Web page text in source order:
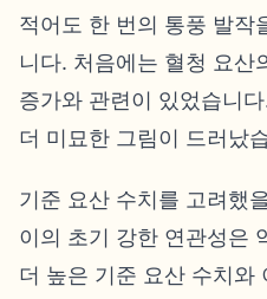
적어도 한 번의 통풍 발작
니다. 처음에는 혈청 요산
증가와 관련이 있었습니
더 미묘한 그림이 드러났
기준 요산 수치를 고려했
이의 초기 강한 연관성은
더 높은 기준 요산 수치와